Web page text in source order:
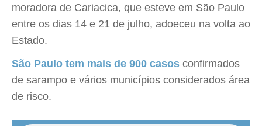
moradora de Cariacica, que esteve em São Paulo
entre os dias 14 e 21 de julho, adoeceu na volta ao
Estado.
São Paulo tem mais de 900 casos confirmados
de sarampo e vários municípios considerados área
de risco.